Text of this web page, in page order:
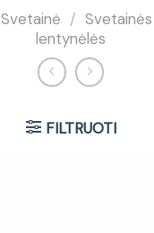
Svetainė /
lentynėlės
FILTRUOTI